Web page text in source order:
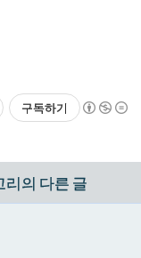
구독하기
리의 다른 글